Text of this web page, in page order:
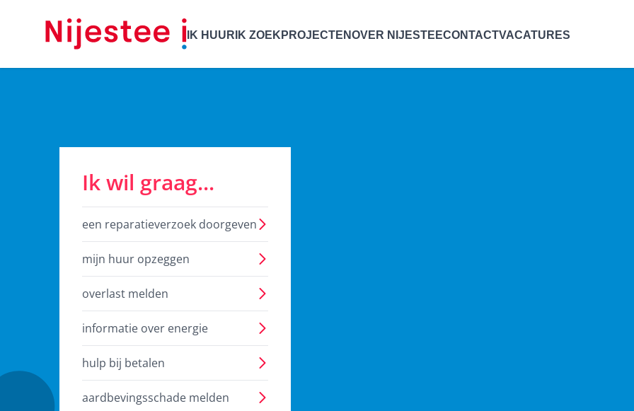
IK HUUR IK ZOEK PROJECTENOVER NIJESTEECONTACTVACATURES
Ik wil graag...
een reparatieverzoek doorgeven
mijn huur opzeggen
overlast melden
informatie over energie
hulp bij betalen
aardbevingsschade melden